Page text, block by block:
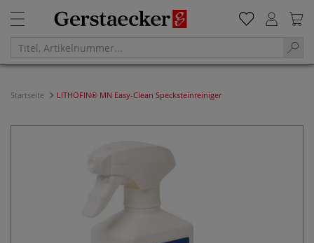
Startseite LITHOFIN® MN Easy-Clean Specksteinreiniger